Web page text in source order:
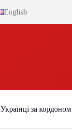
English
Українці за кордоном